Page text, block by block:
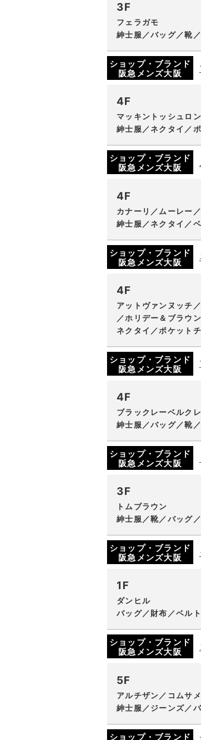
3F
フェラガモ
紳士服／バッグ／靴
ショップ・ブランド
阪急メンズ大阪
4F
マッキントッシュロ
紳士服／ネクタイ／
ショップ・ブランド
阪急メンズ大阪
4F
カナーリ／ムーレー
紳士服／ネクタイ／
ショップ・ブランド
阪急メンズ大阪
4F
アットヴァンヌッチ
／ホリデー＆ブラウ
ネクタイ／ポケット
ショップ・ブランド
阪急メンズ大阪
4F
ブラックレーベルク
紳士服／バッグ／靴
ショップ・ブランド
阪急メンズ大阪
3F
トムブラウン
紳士服／靴／バッグ
ショップ・ブランド
阪急メンズ大阪
1F
ダンヒル
バッグ／財布／ベル
ショップ・ブランド
阪急メンズ大阪
5F
アルチザン／コムサ
紳士服／ジーンズ／
ショップ・ブランド